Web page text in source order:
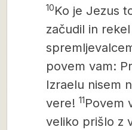
10Ko je Jezus
začudil in
povem vam:
Izraelu nisem
vere! 11Povem
veliko prišlo z